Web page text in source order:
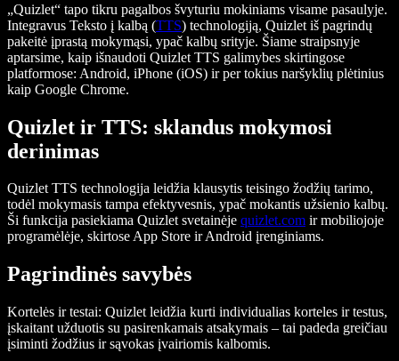
„Quizlet“ tapo tikru pagalbos švyturiu mokiniams visame pasaulyje.
Integravus Teksto į kalbą (TTS) technologiją, Quizlet iš pagrindų
pakeitė įprastą mokymąsi, ypač kalbų srityje. Šiame straipsnyje
aptarsime, kaip išnaudoti Quizlet TTS galimybes skirtingose
platformose: Android, iPhone (iOS) ir per tokius naršyklių plėtinius
kaip Google Chrome.
Quizlet ir TTS: sklandus mokymosi
derinimas
Quizlet TTS technologija leidžia klausytis teisingo žodžių tarimo,
todėl mokymasis tampa efektyvesnis, ypač mokantis užsienio kalbų.
Ši funkcija pasiekiama Quizlet svetainėje quizlet.com ir mobiliojoje
programėlėje, skirtose App Store ir Android įrenginiams.
Pagrindinės savybės
Kortelės ir testai: Quizlet leidžia kurti individualias korteles ir testus,
įskaitant užduotis su pasirenkamais atsakymais – tai padeda greičiau
įsiminti žodžius ir sąvokas įvairiomis kalbomis.